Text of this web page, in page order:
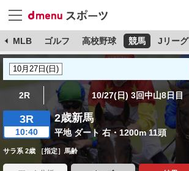
MLB ゴルフ 高校野球 競馬 Jリーグ
2R 10/27(日) 3回中山8日目
3R
10:40
2歳新馬
平地 ダート 右・1200m 11頭
サラ系 2歳 ［指定］馬齢